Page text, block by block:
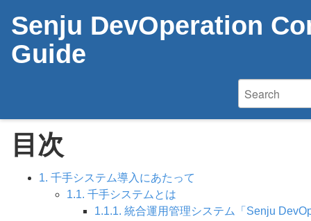
Senju DevOperation
Guide
目次
1. 千手システム導入にあたって
1.1. 千手システムとは
1.1.1. 統合運用管理システム「Senju